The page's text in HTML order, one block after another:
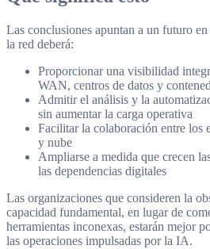
Las conclusiones apuntan a un futuro
la red deberá:
Proporcionar una visibilidad
WAN, centros de datos y
Admitir el análisis y la
sin aumentar la carga operativa
Facilitar la colaboración entre los
y nube
Ampliarse a medida que crecen
las dependencias digitales
Las organizaciones que consideren la
capacidad fundamental, en lugar de
herramientas inconexas, estarán mejor
las operaciones impulsadas por la IA.